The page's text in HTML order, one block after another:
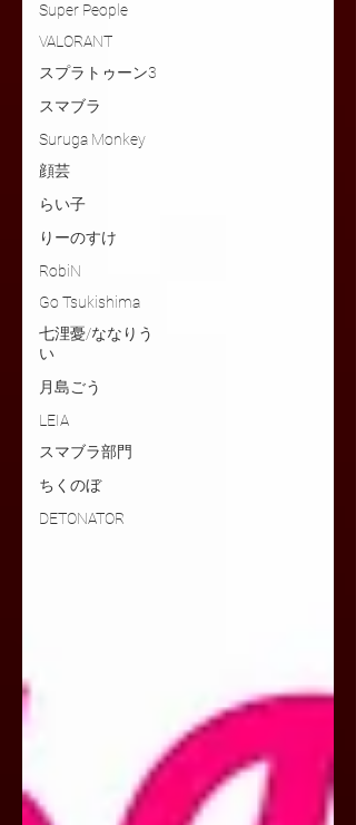
Super People
VALORANT
スプラトゥーン3
スマブラ
Suruga Monkey
顔芸
らい子
りーのすけ
RobiN
Go Tsukishima
七浬憂/ななりう
い
月島ごう
LEIA
スマブラ部門
ちくのぼ
DETONATOR